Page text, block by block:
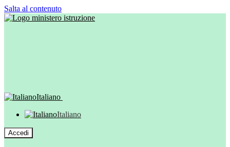
Salta al contenuto
Italiano
Italiano
Accedi